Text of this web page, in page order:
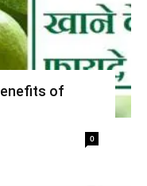
of
0